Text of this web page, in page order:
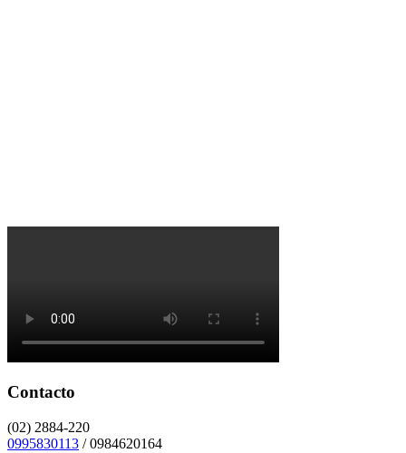
Contacto
(02) 2884-220
0995830113 / 0984620164